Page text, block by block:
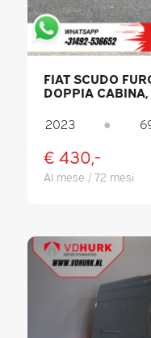
FIAT SCUDO
DOPPIA CABINA,
KEYLESS /
POSTI /
2023 ●
€ 430,-
Al mese / 72 mesi